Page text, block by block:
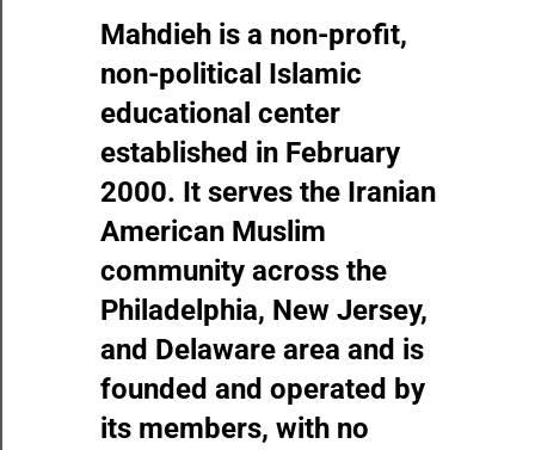
Mahdieh is a non-profit,
non-political Islamic
educational center
established in February
2000. It serves the Iranian
American Muslim
community across the
Philadelphia, New Jersey,
and Delaware area and is
founded and operated by
its members, with no